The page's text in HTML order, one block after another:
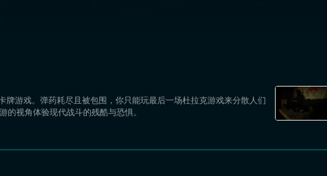
牌游戏。弹药耗尽且被包围，你只能玩最后一场杜拉克游戏来分散人们
的视角体验现代战斗的残酷与恐惧。